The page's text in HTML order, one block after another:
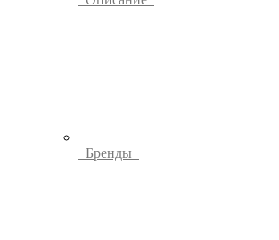
Бренды